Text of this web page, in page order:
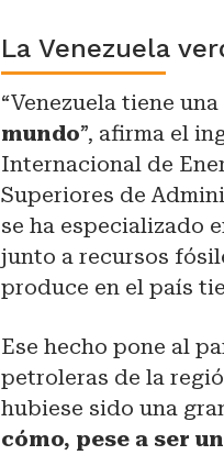
La Venezuela
“Venezuela tiene
mundo”, afirma el
Internacional de
Superiores de
se ha especializado
junto a recursos
produce en el país
Ese hecho pone al
petroleras de la
hubiese sido una
cómo, pese a ser